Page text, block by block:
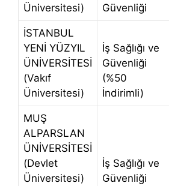
Üniversitesi)
Güvenliği
İSTANBUL
YENİ YÜZYIL
ÜNİVERSİTESİ
(Vakıf
Üniversitesi)
İş Sağlığı ve
Güvenliği
(%50
İndirimli)
MUŞ
ALPARSLAN
ÜNİVERSİTESİ
(Devlet
Üniversitesi)
İş Sağlığı ve
Güvenliği